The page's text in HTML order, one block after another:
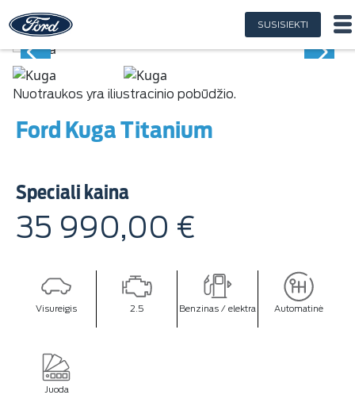
SUSISIEKTI
Nuotraukos yra iliustracinio pobūdžio.
Ford Kuga Titanium
Speciali kaina
35 990,00 €
Visureigis 2.5 Benzinas / elektra Automatinė
Juoda